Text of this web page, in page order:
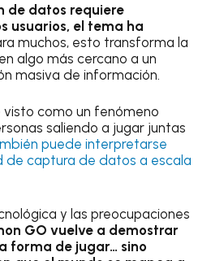
de datos requiere
usuarios, el tema ha
muchos, esto transforma la
algo más cercano a un
masiva de información.
visto como un fenómeno
saliendo a jugar juntas
puede interpretarse
de captura de datos a escala
y las preocupaciones
GO vuelve a demostrar
forma de jugar… sino